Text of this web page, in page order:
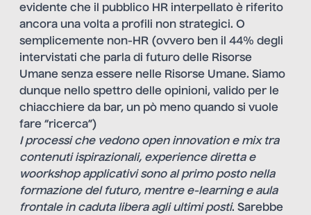
evidente che il pubblico HR interpellato è riferito
ancora una volta a profili non strategici. O
semplicemente non-HR (ovvero ben il 44% degli
intervistati che parla di futuro delle Risorse
Umane senza essere nelle Risorse Umane. Siamo
dunque nello spettro delle opinioni, valido per le
chiacchiere da bar, un pò meno quando si vuole
fare “ricerca”)
I processi che vedono open innovation e mix tra
contenuti ispirazionali, experience diretta e
woorkshop applicativi sono al primo posto nella
formazione del futuro, mentre e-learning e aula
frontale in caduta libera agli ultimi posti. Sarebbe